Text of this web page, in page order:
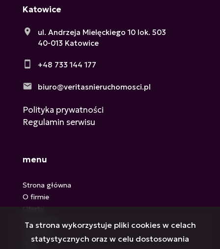
Katowice
ul. Andrzeja Mielęckiego 10 lok. 503
40-013 Katowice
+48 733 144 177
biuro@veritasnieruchomosci.pl
Polityka prywatności
Regulamin serwisu
menu
Strona główna
O firmie
Oferty
Zgłoszenia
Blog
Ta strona wykorzystuje pliki cookies w celach
statystycznych oraz w celu dostosowania